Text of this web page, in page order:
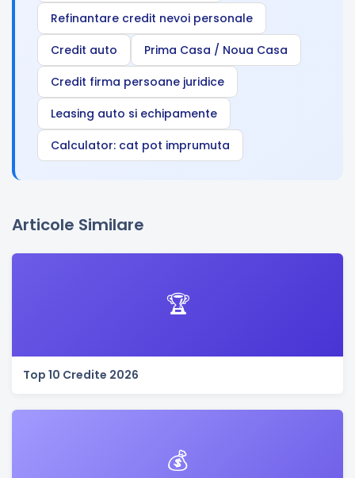
Refinantare credit nevoi personale
Credit auto
Prima Casa / Noua Casa
Credit firma persoane juridice
Leasing auto si echipamente
Calculator: cat pot imprumuta
Articole Similare
🏆
Top 10 Credite 2026
💰